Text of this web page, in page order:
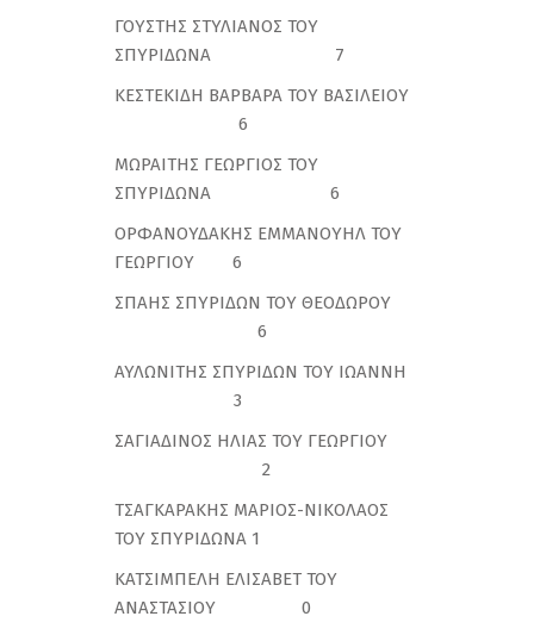
ΓΟΥΣΤΗΣ ΣΤΥΛΙΑΝΟΣ ΤΟΥ
ΣΠΥΡΙΔΩΝΑ 7
ΚΕΣΤΕΚΙΔΗ ΒΑΡΒΑΡΑ ΤΟΥ ΒΑΣΙΛΕΙΟΥ
6
ΜΩΡΑΙΤΗΣ ΓΕΩΡΓΙΟΣ ΤΟΥ
ΣΠΥΡΙΔΩΝΑ 6
ΟΡΦΑΝΟΥΔΑΚΗΣ ΕΜΜΑΝΟΥΗΛ ΤΟΥ
ΓΕΩΡΓΙΟΥ 6
ΣΠΑΗΣ ΣΠΥΡΙΔΩΝ ΤΟΥ ΘΕΟΔΩΡΟΥ
6
ΑΥΛΩΝΙΤΗΣ ΣΠΥΡΙΔΩΝ ΤΟΥ ΙΩΑΝΝΗ
3
ΣΑΓΙΑΔΙΝΟΣ ΗΛΙΑΣ ΤΟΥ ΓΕΩΡΓΙΟΥ
2
ΤΣΑΓΚΑΡΑΚΗΣ ΜΑΡΙΟΣ-ΝΙΚΟΛΑΟΣ
ΤΟΥ ΣΠΥΡΙΔΩΝΑ 1
ΚΑΤΣΙΜΠΕΛΗ ΕΛΙΣΑΒΕΤ ΤΟΥ
ΑΝΑΣΤΑΣΙΟΥ 0